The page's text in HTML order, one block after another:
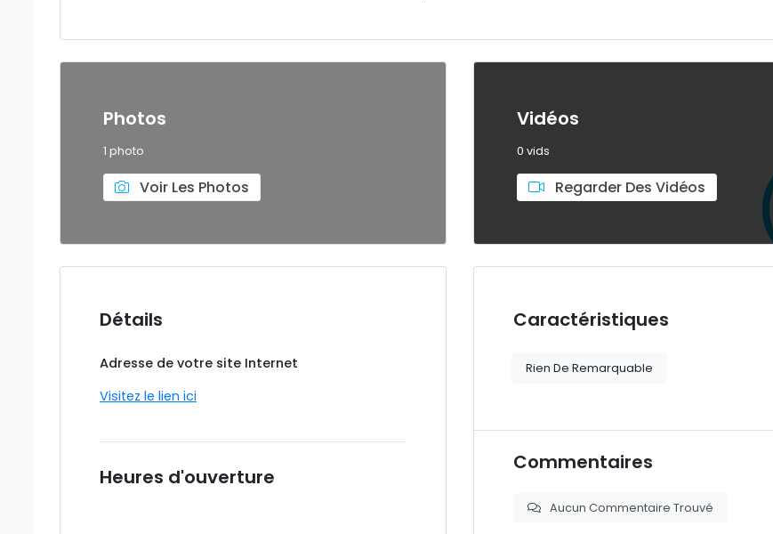
Photos
1 photo
Voir Les Photos
Vidéos
0 vids
Regarder Des Vidéos
Détails
Adresse de votre site Internet
Visitez le lien ici
Heures d'ouverture
Caractéristiques
Rien De Remarquable
Commentaires
Aucun Commentaire Trouvé